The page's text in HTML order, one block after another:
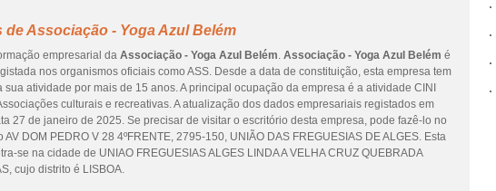
de Associação - Yoga Azul Belém
empresarial da Associação - Yoga Azul Belém. Associação - Yoga Azul Belém é
nos organismos oficiais como ASS. Desde a data de constituição, esta empresa tem
sua atividade por mais de 15 anos. A principal ocupação da empresa é a atividade CINI
culturais e recreativas. A atualização dos dados empresariais registados em
27 de janeiro de 2025. Se precisar de visitar o escritório desta empresa, pode fazê-lo no
DOM PEDRO V 28 4ºFRENTE, 2795-150, UNIÃO DAS FREGUESIAS DE ALGES. Esta
se na cidade de UNIAO FREGUESIAS ALGES LINDA A VELHA CRUZ QUEBRADA
cujo distrito é LISBOA.